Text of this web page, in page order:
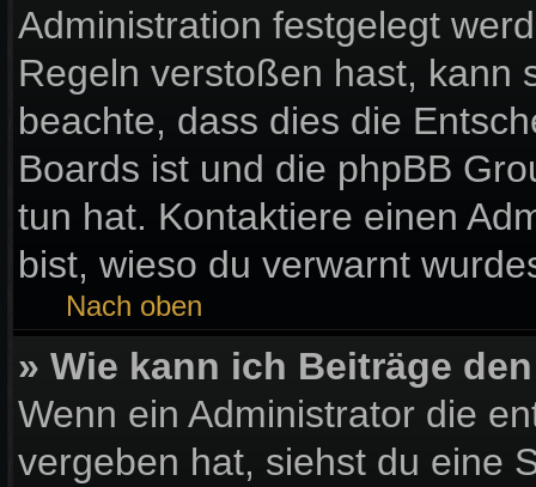
Administration festgelegt
Regeln verstoßen hast, kann
beachte, dass dies die
Boards ist und die phpBB
tun hat. Kontaktiere einen
bist, wieso du verwarnt
Nach oben
» Wie kann ich Beiträge
Wenn ein Administrator die
vergeben hat, siehst du eine